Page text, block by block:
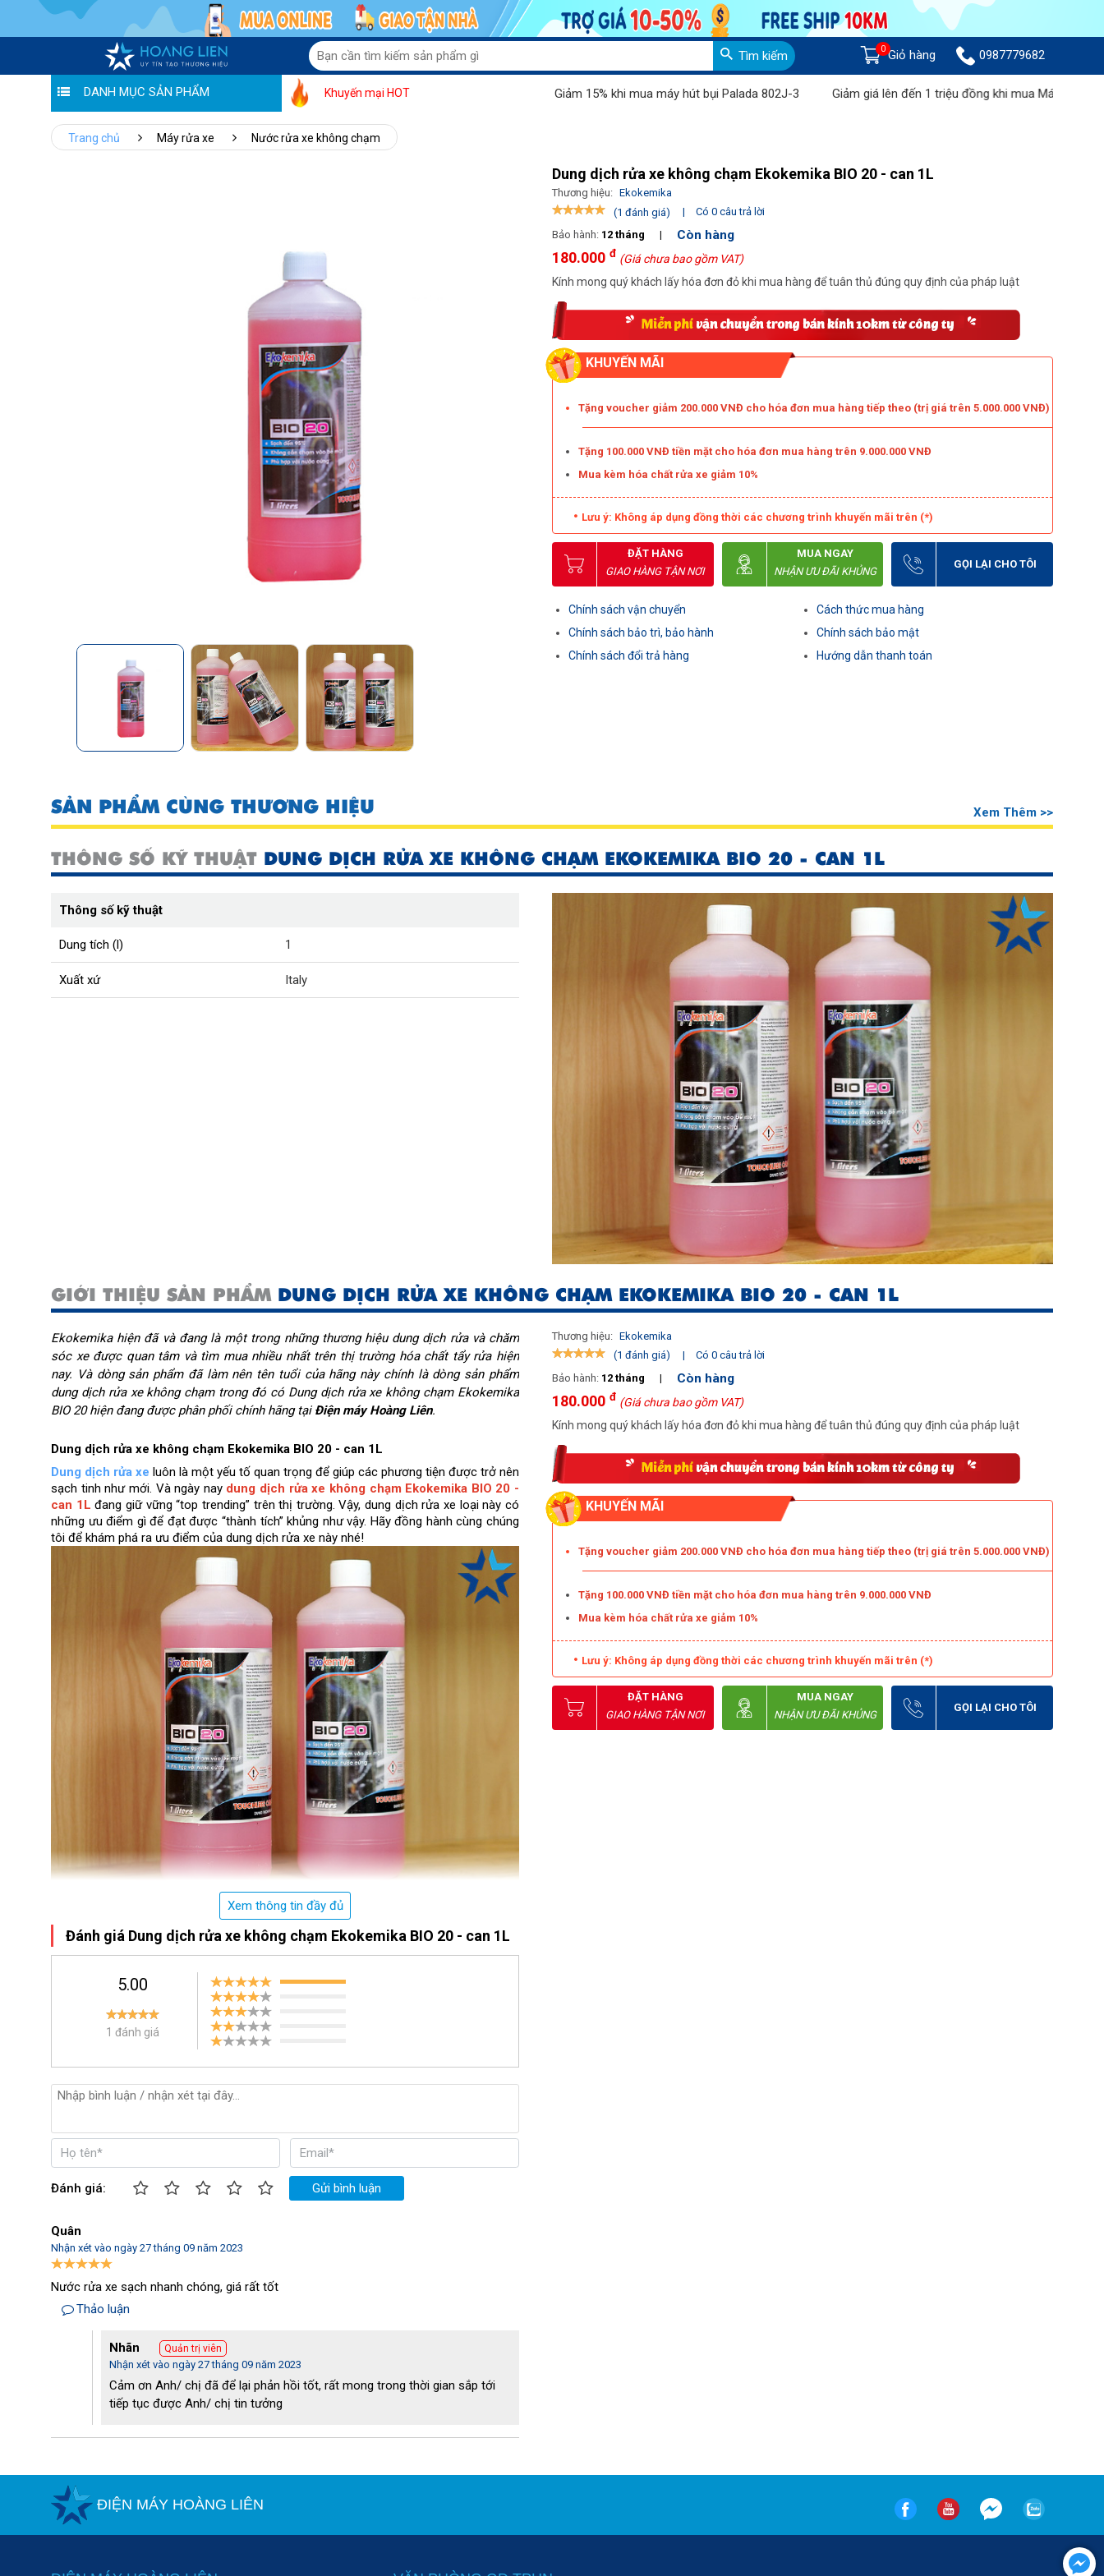
Tìm kiếm 0 Giỏ hàng 0987779682
DANH MỤC SẢN PHẨM Khuyến mại HOT Giảm 15% khi mua máy hút bụi Palada 802J-3 Giảm giá lên đến 1 triệu đồng khi mua Máy chà sàn liên hợp
Trang chủ Máy rửa xe Nước rửa xe không chạm
Dung dịch rửa xe không chạm Ekokemika BIO 20 - can 1L
Thương hiệu: Ekokemika
(1 đánh giá)
|
Có 0 câu trả lời
Bảo hành: 12 tháng | Còn hàng
180.000 đ (Giá chưa bao gồm VAT)
Kính mong quý khách lấy hóa đơn đỏ khi mua hàng để tuân thủ đúng quy định của pháp luật
KHUYẾN MÃI
Tặng voucher giảm 200.000 VNĐ cho hóa đơn mua hàng tiếp theo (trị giá trên 5.000.000 VNĐ)
Tặng 100.000 VNĐ tiền mặt cho hóa đơn mua hàng trên 9.000.000 VNĐ
Mua kèm hóa chất rửa xe giảm 10%
Lưu ý: Không áp dụng đồng thời các chương trình khuyến mãi trên (*)
ĐẶT HÀNG
GIAO HÀNG TẬN NƠI
MUA NGAY
NHẬN ƯU ĐÃI KHỦNG
GỌI LẠI CHO TÔI
Chính sách vận chuyển
Chính sách bảo trì, bảo hành
Chính sách đổi trả hàng
Cách thức mua hàng
Chính sách bảo mật
Hướng dẫn thanh toán
SẢN PHẨM CÙNG THƯƠNG HIỆU Xem Thêm >>
THÔNG SỐ KỸ THUẬT DUNG DỊCH RỬA XE KHÔNG CHẠM EKOKEMIKA BIO 20 - CAN 1L
Thông số kỹ thuật
Dung tích (l) 1
Xuất xứ Italy
GIỚI THIỆU SẢN PHẨM DUNG DỊCH RỬA XE KHÔNG CHẠM EKOKEMIKA BIO 20 - CAN 1L
Ekokemika hiện đã và đang là một trong những thương hiệu dung dịch rửa và chăm
sóc xe được quan tâm và tìm mua nhiều nhất trên thị trường hóa chất tẩy rửa hiện
nay. Và dòng sản phẩm đã làm nên tên tuổi của hãng này chính là dòng sản phẩm
dung dịch rửa xe không chạm trong đó có Dung dịch rửa xe không chạm Ekokemika
BIO 20 hiện đang được phân phối chính hãng tại Điện máy Hoàng Liên.
Dung dịch rửa xe không chạm Ekokemika BIO 20 - can 1L
Dung dịch rửa xe luôn là một yếu tố quan trọng để giúp các phương tiện được trở nên
sạch tinh như mới. Và ngày nay dung dịch rửa xe không chạm Ekokemika BIO 20 -
can 1L đang giữ vững “top trending” trên thị trường. Vậy, dung dịch rửa xe loại này có
những ưu điểm gì để đạt được “thành tích” khủng như vậy. Hãy đồng hành cùng chúng
tôi để khám phá ra ưu điểm của dung dịch rửa xe này nhé!
Xem thông tin đầy đủ
Đánh giá Dung dịch rửa xe không chạm Ekokemika BIO 20 - can 1L
5.00
1 đánh giá
Đánh giá: Gửi bình luận
Quân
Nhận xét vào ngày 27 tháng 09 năm 2023
Nước rửa xe sạch nhanh chóng, giá rất tốt
Thảo luận
Nhãn Quản trị viên
Nhận xét vào ngày 27 tháng 09 năm 2023
Cảm ơn Anh/ chị đã để lại phản hồi tốt, rất mong trong thời gian sắp tới
tiếp tục được Anh/ chị tin tưởng
Thương hiệu: Ekokemika
(1 đánh giá)
|
Có 0 câu trả lời
Bảo hành: 12 tháng | Còn hàng
180.000 đ (Giá chưa bao gồm VAT)
Kính mong quý khách lấy hóa đơn đỏ khi mua hàng để tuân thủ đúng quy định của pháp luật
KHUYẾN MÃI
Tặng voucher giảm 200.000 VNĐ cho hóa đơn mua hàng tiếp theo (trị giá trên 5.000.000 VNĐ)
Tặng 100.000 VNĐ tiền mặt cho hóa đơn mua hàng trên 9.000.000 VNĐ
Mua kèm hóa chất rửa xe giảm 10%
Lưu ý: Không áp dụng đồng thời các chương trình khuyến mãi trên (*)
ĐẶT HÀNG
GIAO HÀNG TẬN NƠI
MUA NGAY
NHẬN ƯU ĐÃI KHỦNG
GỌI LẠI CHO TÔI
ĐIỆN MÁY HOÀNG LIÊN